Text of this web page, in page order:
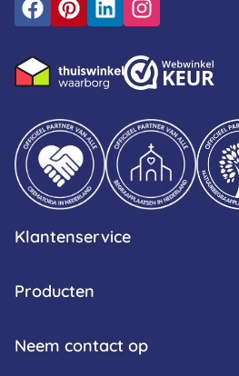
Klantenservice
Producten
Neem contact op